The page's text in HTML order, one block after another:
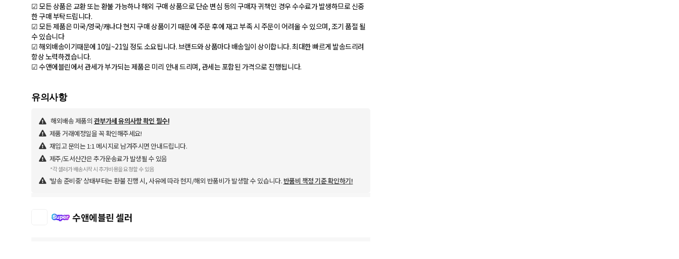
☑ 모든 상품은 교환 또는 환불 가능하나 해외 구매 상품으로 단순 변심 등의 구매자 귀책인 경우 수수료가 발생하므로 신중
한 구매 부탁드립니다.
☑ 모든 제품은 미국/영국/캐나다 현지 구매 상품이기 때문에 주문 후에 재고 부족 시 주문이 어려울 수 있으며, 조기 품절 될
수 있습니다
☑ 해외배송이기때문에 10일~21일 정도 소요됩니다. 브랜드와 상품마다 배송일이 상이합니다. 최대한 빠르게 발송드리려
항상 노력하겠습니다.
☑ 수앤에블린에서 관세가 부가되는 제품은 미리 안내 드리며, 관세는 포함된 가격으로 진행됩니다.
유의사항
해외배송 제품의 관부가세 유의사항 확인 필수!
제품 거래예정일을 꼭 확인해주세요!
재입고 문의는 1:1 메시지로 남겨주시면 안내드립니다.
제주/도서산간은 추가운송료가 발생될 수 있음
*각 셀러가 배송시작 시 추가비용을 요청할 수 있음
'발송 준비중' 상태부터는 환불 진행 시, 사유에 따라 현지/해외 반품비가 발생할 수 있습니다. 반품비 책정 기준 확인하기!
수앤에블린 셀러